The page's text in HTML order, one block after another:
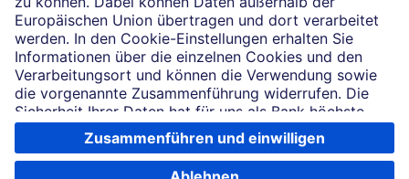
Barrierefreiheit
Cookie-Einstellungen
Sicherheit und Technik
Notfallnummern
Soweit auf dieser Internetseite von der Deutschen Bank die Rede ist, bezieht